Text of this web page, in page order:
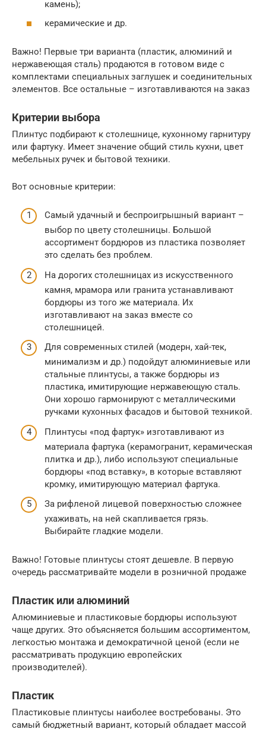
камень);
керамические и др.
Важно! Первые три варианта (пластик, алюминий и
нержавеющая сталь) продаются в готовом виде с
комплектами специальных заглушек и соединительных
элементов. Все остальные – изготавливаются на заказ
Критерии выбора
Плинтус подбирают к столешнице, кухонному гарнитуру
или фартуку. Имеет значение общий стиль кухни, цвет
мебельных ручек и бытовой техники.
Вот основные критерии:
Самый удачный и беспроигрышный вариант –
выбор по цвету столешницы. Большой
ассортимент бордюров из пластика позволяет
это сделать без проблем.
На дорогих столешницах из искусственного
камня, мрамора или гранита устанавливают
бордюры из того же материала. Их
изготавливают на заказ вместе со
столешницей.
Для современных стилей (модерн, хай-тек,
минимализм и др.) подойдут алюминиевые или
стальные плинтусы, а также бордюры из
пластика, имитирующие нержавеющую сталь.
Они хорошо гармонируют с металлическими
ручками кухонных фасадов и бытовой техникой.
Плинтусы «под фартук» изготавливают из
материала фартука (керамогранит, керамическая
плитка и др.), либо используют специальные
бордюры «под вставку», в которые вставляют
кромку, имитирующую материал фартука.
За рифленой лицевой поверхностью сложнее
ухаживать, на ней скапливается грязь.
Выбирайте гладкие модели.
Важно! Готовые плинтусы стоят дешевле. В первую
очередь рассматривайте модели в розничной продаже
Пластик или алюминий
Алюминиевые и пластиковые бордюры используют
чаще других. Это объясняется большим ассортиментом,
легкостью монтажа и демократичной ценой (если не
рассматривать продукцию европейских
производителей).
Пластик
Пластиковые плинтусы наиболее востребованы. Это
самый бюджетный вариант, который обладает массой